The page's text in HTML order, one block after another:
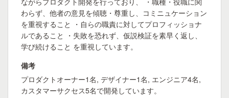
わらず、他者の意見を傾聴・尊重し、コミニュケーション
を重視すること ・自らの職責に対してプロフィッショナ
ルであること ・失敗を恐れず、仮説検証を素早く返し、
学び続けること を重視しています。
備考
プロダクトオーナー1名, デザイナー1名, エンジニア4名,
カスタマーサクセス5名で開発しています。